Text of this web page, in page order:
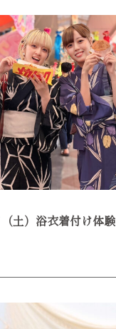
土）浴衣着付け体験